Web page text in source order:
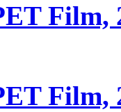
Film,
Film,